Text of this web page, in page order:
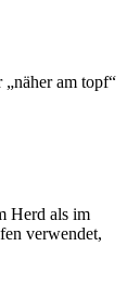
am topf“
Herd als im
verwendet,